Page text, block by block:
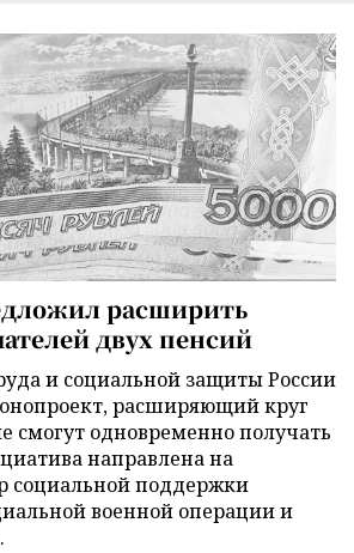
расширить
двух пенсий
и социальной защиты России
расширяющий круг
смогут одновременно получать
направлена на
социальной поддержки
военной операции и